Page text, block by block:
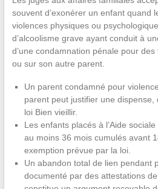
souvent d’exonérer un enfant quand
violences physiques ou
d’alcoolisme grave ayant conduit à
d’une condamnation pénale pour des
ou sur son autre parent.
Un parent condamné pour
parent peut justifier une
loi Bien vieillir.
Les enfants placés à l’Aide
au moins 36 mois cumulés avant
exemption prévue par la loi.
Un abandon total de lien pendant
documenté par des attestations